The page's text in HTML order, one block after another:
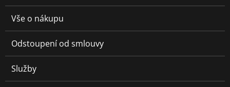
Vše o nákupu
Odstoupení od smlouvy
Služby